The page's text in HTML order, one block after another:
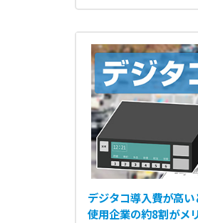
デジタコ導入費が高
使用企業の約8割がメ